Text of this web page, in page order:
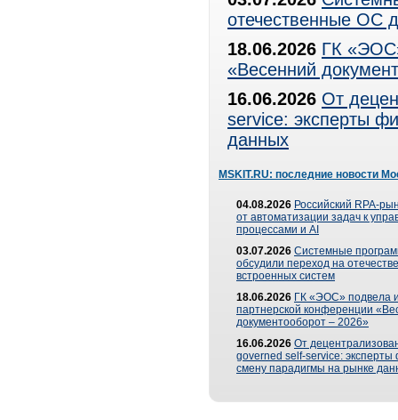
отечественные ОС
18.06.2026 ГК
«Весенний
16.06.2026 От
service: эксперты
данных
MSKIT.RU: последние новости
04.08.2026 Российский RPA-
от автоматизации задач к
процессами и AI
03.07.2026 Системные
обсудили переход на
встроенных систем
18.06.2026 ГК «ЭОС» подвела
партнерской конференции
документооборот – 2026»
16.06.2026 От
governed self-service: эксперты
смену парадигмы на рынке